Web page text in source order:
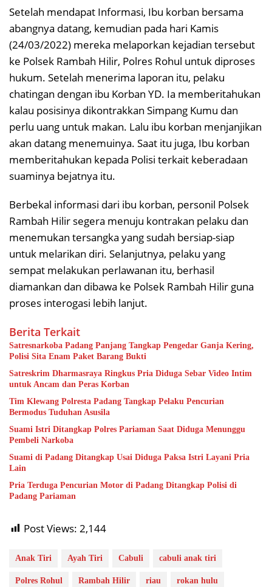
Setelah mendapat Informasi, Ibu korban bersama
abangnya datang, kemudian pada hari Kamis
(24/03/2022) mereka melaporkan kejadian tersebut
ke Polsek Rambah Hilir, Polres Rohul untuk diproses
hukum. Setelah menerima laporan itu, pelaku
chatingan dengan ibu Korban YD. Ia memberitahukan
kalau posisinya dikontrakkan Simpang Kumu dan
perlu uang untuk makan. Lalu ibu korban menjanjikan
akan datang menemuinya. Saat itu juga, Ibu korban
memberitahukan kepada Polisi terkait keberadaan
suaminya bejatnya itu.
Berbekal informasi dari ibu korban, personil Polsek
Rambah Hilir segera menuju kontrakan pelaku dan
menemukan tersangka yang sudah bersiap-siap
untuk melarikan diri. Selanjutnya, pelaku yang
sempat melakukan perlawanan itu, berhasil
diamankan dan dibawa ke Polsek Rambah Hilir guna
proses interogasi lebih lanjut.
Berita Terkait
Satresnarkoba Padang Panjang Tangkap Pengedar Ganja Kering,
Polisi Sita Enam Paket Barang Bukti
Satreskrim Dharmasraya Ringkus Pria Diduga Sebar Video Intim
untuk Ancam dan Peras Korban
Tim Klewang Polresta Padang Tangkap Pelaku Pencurian
Bermodus Tuduhan Asusila
Suami Istri Ditangkap Polres Pariaman Saat Diduga Menunggu
Pembeli Narkoba
Suami di Padang Ditangkap Usai Diduga Paksa Istri Layani Pria
Lain
Pria Terduga Pencurian Motor di Padang Ditangkap Polisi di
Padang Pariaman
Post Views: 2,144
Anak Tiri Ayah Tiri Cabuli cabuli anak tiri
Polres Rohul Rambah Hilir riau rokan hulu